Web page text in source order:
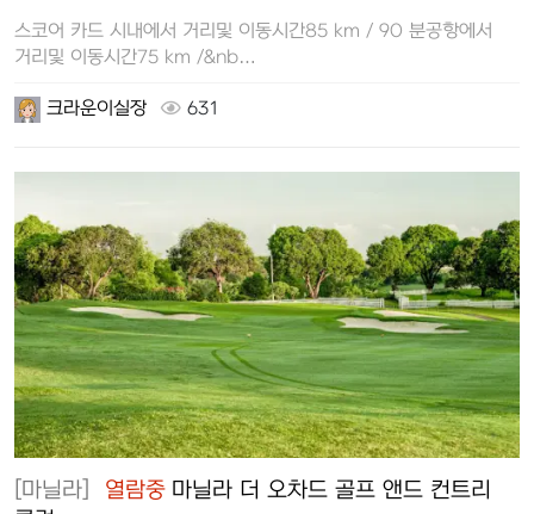
스코어 카드 시내에서 거리및 이동시간85 km / 90 분공항에서
거리및 이동시간75 km /&nb…
크라운이실장 631
[마닐라] 열람중 마닐라 더 오차드 골프 앤드 컨트리